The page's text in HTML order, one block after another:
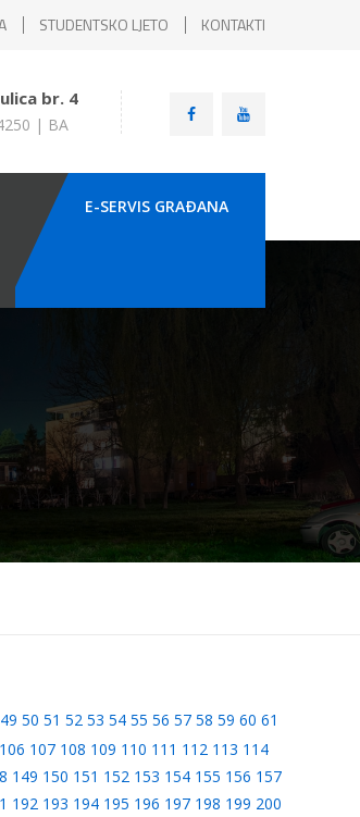
STUDENTSKO LJETO KONTAKTI
br. 4
| BA
E-SERVIS GRAÐANA
49 50 51 52 53 54 55 56 57 58 59 60 61
106 107 108 109 110 111 112 113 114
149 150 151 152 153 154 155 156 157
192 193 194 195 196 197 198 199 200